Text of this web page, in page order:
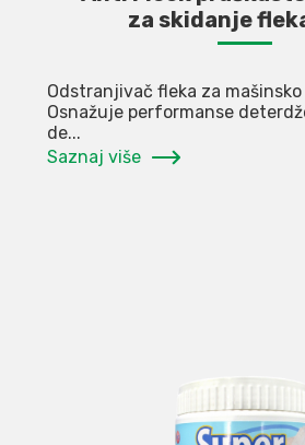
za skidanje
Odstranjivač fleka za
Osnažuje performanse
de...
Saznaj više